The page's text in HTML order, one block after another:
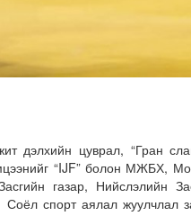
дэлхийн цуврал, “Гран
“IJF” болон МЖБХ,
газар, Нийслэлийн
спорт аялал жуулчлал